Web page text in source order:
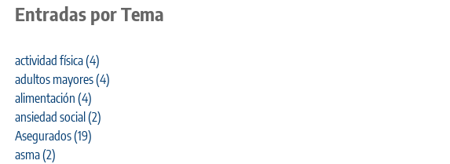
Entradas por Tema
actividad física(4)
adultos mayores(4)
alimentación (4)
ansiedad social(2)
Asegurados(19)
asma(2)